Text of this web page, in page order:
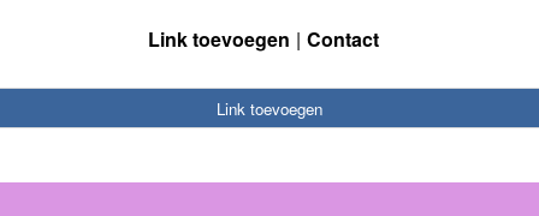
Link toevoegen Contact
Link toevoegen